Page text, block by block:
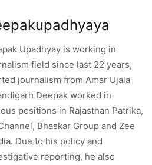
Upadhyay is working in
field since last 22 years,
journalism from Amar Ujala
Deepak worked in
positions in Rajasthan Patrika,
Bhaskar Group and Zee
Due to his policy and
reporting, he also